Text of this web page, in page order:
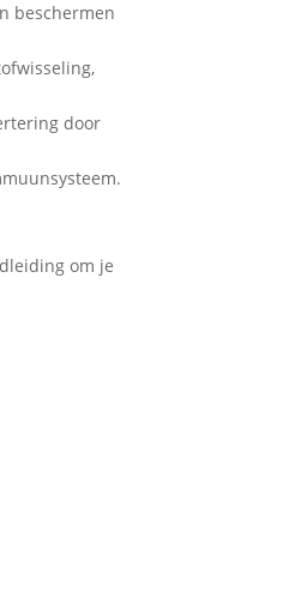
beschermen
door
om je